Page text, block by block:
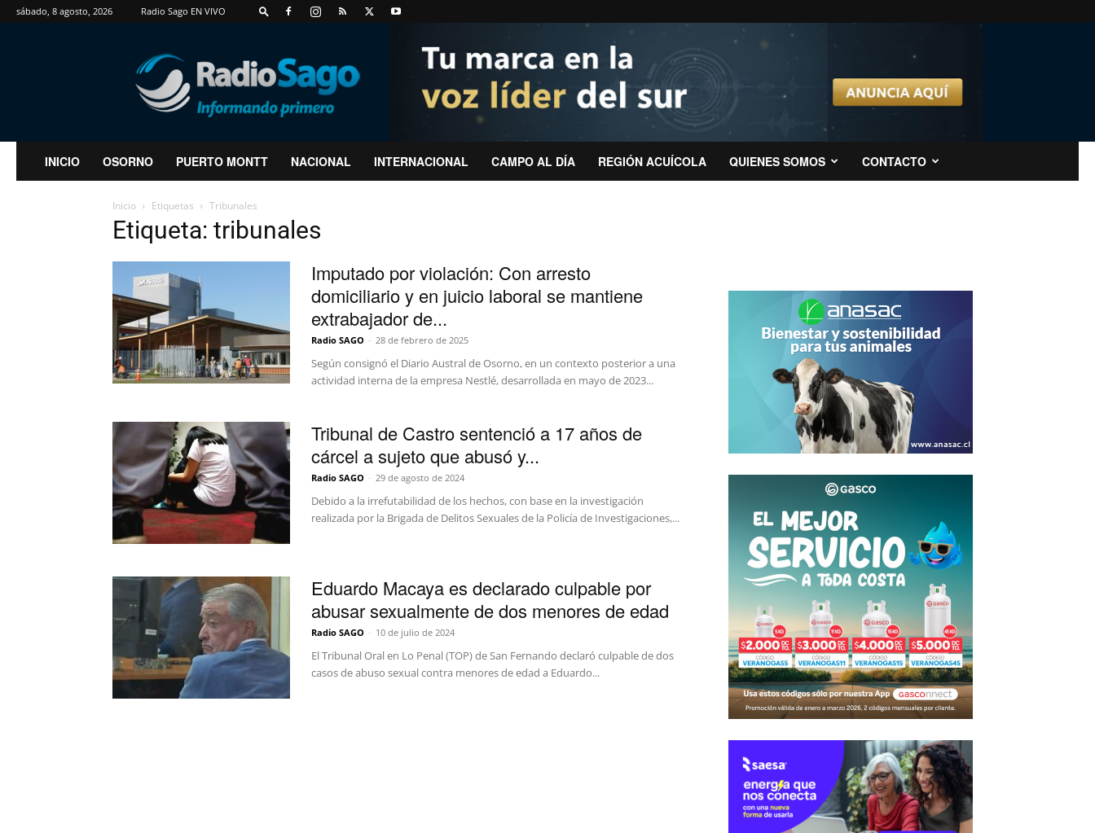
sábado, 8 agosto, 2026 Radio Sago EN VIVO
RadioSago
INICIO OSORNO PUERTO MONTT NACIONAL INTERNACIONAL CAMPO AL DÍA REGIÓN ACUÍCOLA QUIENES SOMOS CONTACTO
Inicio Etiquetas Tribunales
Etiqueta: tribunales
Imputado por violación: Con arresto
domiciliario y en juicio laboral se mantiene
extrabajador de...
Radio SAGO - 28 de febrero de 2025
Según consignó el Diario Austral de Osorno, en un contexto posterior a una
actividad interna de la empresa Nestlé, desarrollada en mayo de 2023...
Tribunal de Castro sentenció a 17 años de
cárcel a sujeto que abusó y...
Radio SAGO - 29 de agosto de 2024
Debido a la irrefutabilidad de los hechos, con base en la investigación
realizada por la Brigada de Delitos Sexuales de la Policía de Investigaciones,...
Eduardo Macaya es declarado culpable por
abusar sexualmente de dos menores de edad
Radio SAGO - 10 de julio de 2024
El Tribunal Oral en Lo Penal (TOP) de San Fernando declaró culpable de dos
casos de abuso sexual contra menores de edad a Eduardo...